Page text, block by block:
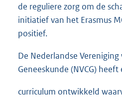
de reguliere zorg om de
initiatief van het Erasmus
positief.
De Nederlandse Vereniging
Geneeskunde (NVCG) heeft
curriculum ontwikkeld